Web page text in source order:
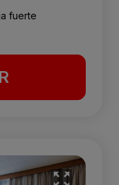
fuerte